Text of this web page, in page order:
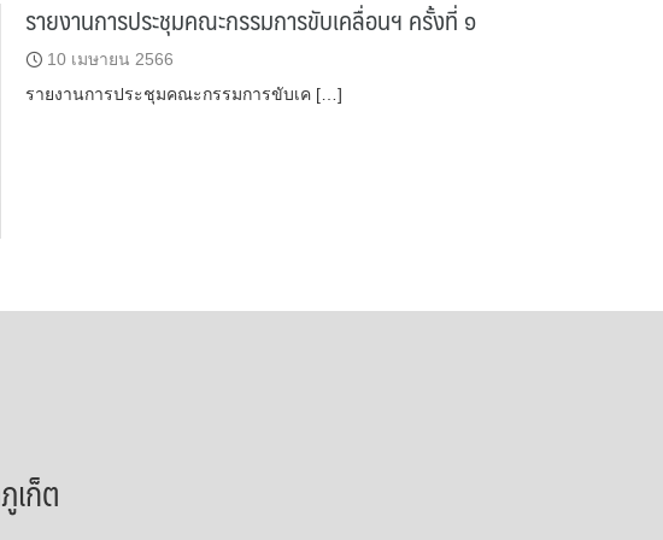
รายงานการประชุมคณะกรรมการขับเคลื่อนฯ ครั้งที่ ๑
10 เมษายน 2566
รายงานการประชุมคณะกรรมการขับเค […]
เก็ต